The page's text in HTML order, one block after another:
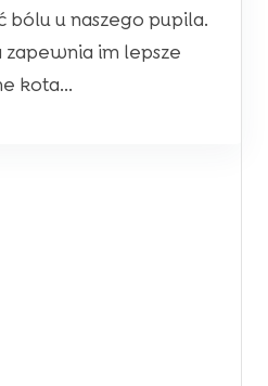
bólu u naszego pupila.
zapewnia im lepsze
kota...